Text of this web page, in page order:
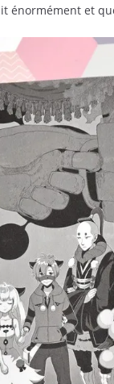
énormément et